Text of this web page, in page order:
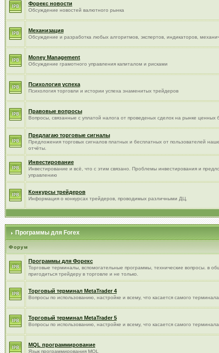
Форекс новости
Обсуждение новостей валютного рынка
Механизация
Обсуждение и разработка любых алгоритмов, экспертов, индикаторов,
Money Management
Обсуждение грамотного управления капиталом и рисками
Психология успеха
Психология торговли и истории успеха знаменитых трейдеров
Правовые вопросы
Вопросы, связанные с уплатой налога от проведеных сделок на рынке ценных
Предлагаю торговые сигналы
Предложения торговых сигналов платных и бесплатных от пользователей
отчёты.
Инвестирование
Инвестирование и всё, что с этим связано. Проблемы инвестирования и
управлению
Конкурсы трейдеров
Информация о конкурсах трейдеров, проводимых различными ДЦ.
Программы для Forex
Форум
Программы для Форекс
Торговые терминалы, вспомогательные программы, технические вопросы. в
пригодиться трейдеру в торговле и не только.
Торговый терминал МetaTrader 4
Вопросы по использованию, настройке и всему, что касается самого
Торговый терминал МetaTrader 5
Вопросы по использованию, настройке и всему, что касается самого
MQL программирование
Язык программирования MQL